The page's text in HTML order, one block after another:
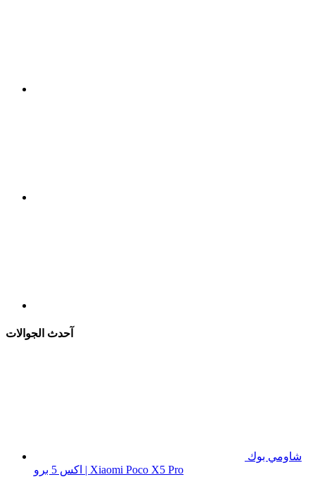
آحدث الجوالات
شاومي بوك
اكس 5 برو | Xiaomi Poco X5 Pro